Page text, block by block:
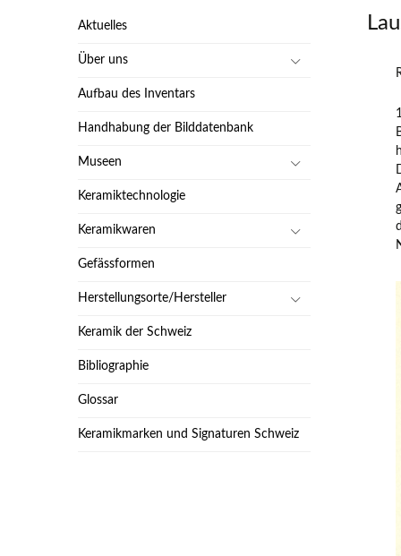
Aktuelles
Über uns
Aufbau des Inventars
Handhabung der Bilddatenbank
Museen
Keramiktechnologie
Keramikwaren
Gefässformen
Herstellungsorte/Hersteller
Keramik der Schweiz
Bibliographie
Glossar
Keramikmarken und Signaturen Schweiz